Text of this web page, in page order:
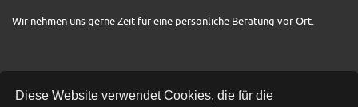
Diese Website verwendet Cookies, die für die
Wir nehmen uns gerne Zeit für eine persönliche Beratung vor Ort.